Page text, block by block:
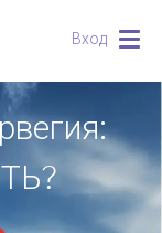
Вход